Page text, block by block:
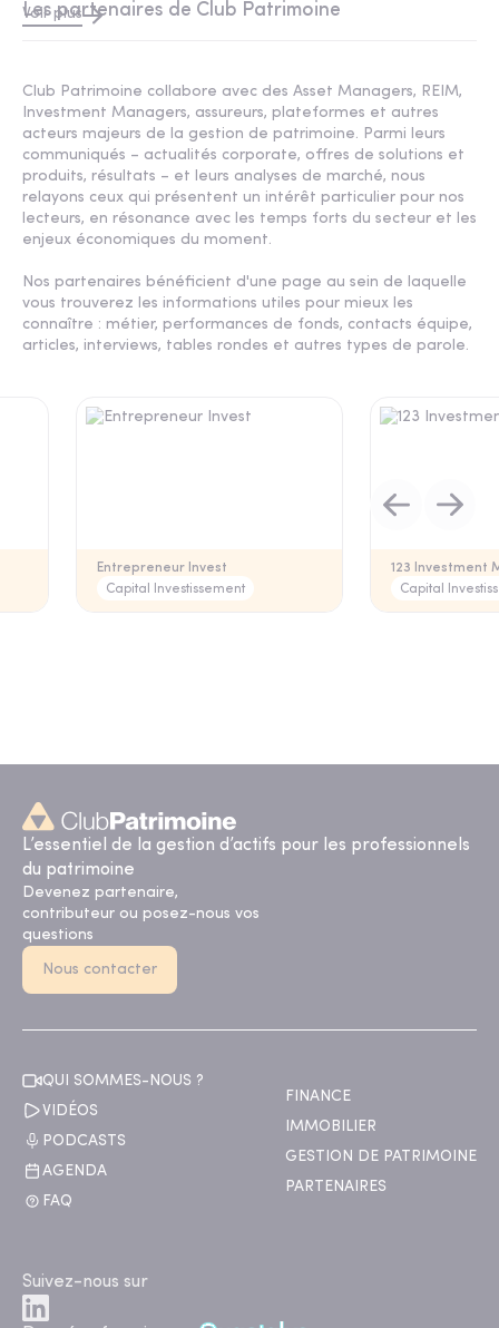
Les partenaires de Club Patrimoine
Voir plus
Club Patrimoine collabore avec des Asset Managers, REIM,
Investment Managers, assureurs, plateformes et autres
acteurs majeurs de la gestion de patrimoine. Parmi leurs
communiqués – actualités corporate, offres de solutions et
produits, résultats – et leurs analyses de marché, nous
relayons ceux qui présentent un intérêt particulier pour nos
lecteurs, en résonance avec les temps forts du secteur et les
enjeux économiques du moment.
Nos partenaires bénéficient d'une page au sein de laquelle
vous trouverez les informations utiles pour mieux les
connaître : métier, performances de fonds, contacts équipe,
articles, interviews, tables rondes et autres types de parole.
Entrepreneur Invest
Capital Investissement
123 Investment
Capital
L’essentiel de la gestion d’actifs pour les professionnels
du patrimoine
Devenez partenaire,
contributeur ou posez-nous vos
questions
Nous contacter
QUI SOMMES-NOUS ?
VIDÉOS
PODCASTS
AGENDA
FAQ
FINANCE
IMMOBILIER
GESTION DE PATRIMOINE
PARTENAIRES
Suivez-nous sur